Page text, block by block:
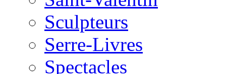
Sculpteurs
Serre-Livres
Spectacles